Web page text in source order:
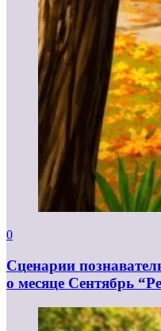
0
Сценарии
о месяце Сентябрь